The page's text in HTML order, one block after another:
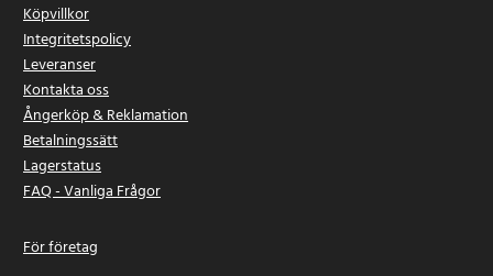
Köpvillkor
Integritetspolicy
Leveranser
Kontakta oss
Ångerköp & Reklamation
Betalningssätt
Lagerstatus
FAQ - Vanliga Frågor
För företag